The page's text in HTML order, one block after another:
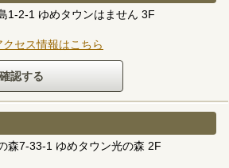
1-2-1 ゆめタウンはません 3F
セス情報はこちら
森7-33-1 ゆめタウン光の森 2F